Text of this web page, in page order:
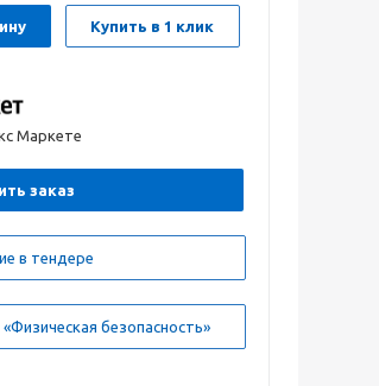
Купить в 1 клик
Маркете
заказ
в тендере
безопасность»